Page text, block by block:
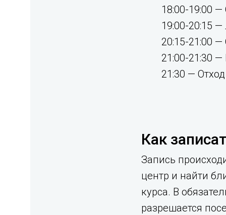
18:00-19:00
19:00-20:15
20:15-21:00
21:00-21:30
21:30 —
Как
Запись
центр и найти
курса. В
разрешается